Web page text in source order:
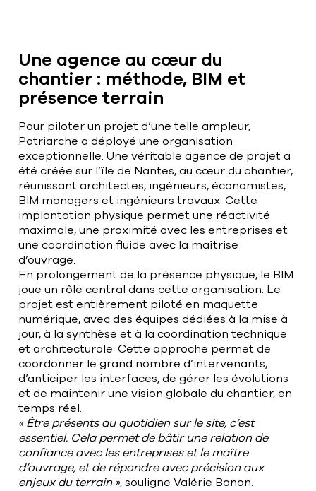
Une agence au cœur du
chantier : méthode, BIM et
présence terrain
Pour piloter un projet d’une telle ampleur,
Patriarche a déployé une organisation
exceptionnelle. Une véritable agence de projet a
été créée sur l’île de Nantes, au cœur du chantier,
réunissant architectes, ingénieurs, économistes,
BIM managers et ingénieurs travaux. Cette
implantation physique permet une réactivité
maximale, une proximité avec les entreprises et
une coordination fluide avec la maîtrise
d’ouvrage.
En prolongement de la présence physique, le BIM
joue un rôle central dans cette organisation. Le
projet est entièrement piloté en maquette
numérique, avec des équipes dédiées à la mise à
jour, à la synthèse et à la coordination technique
et architecturale. Cette approche permet de
coordonner le grand nombre d’intervenants,
d’anticiper les interfaces, de gérer les évolutions
et de maintenir une vision globale du chantier, en
temps réel.
« Être présents au quotidien sur le site, c’est
essentiel. Cela permet de bâtir une relation de
confiance avec les entreprises et le maître
d’ouvrage, et de répondre avec précision aux
enjeux du terrain », souligne Valérie Banon.